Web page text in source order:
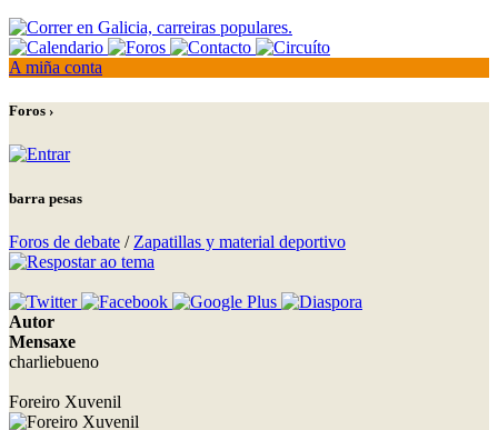
A miña conta
Foros ›
barra pesas
Foros de debate / Zapatillas y material deportivo
Autor
Mensaxe
charliebueno
Foreiro Xuvenil